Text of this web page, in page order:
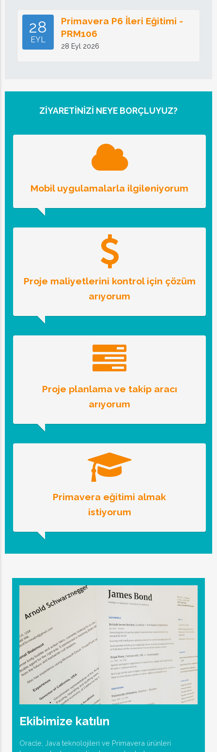
28
EYL
Primavera P6 İleri Eğitimi -
PRM106
28 Eyl 2026
ZIYARETINIZI NEYE BORÇLUYUZ?
Mobil uygulamalarla ilgileniyorum
Proje maliyetlerini kontrol için çözüm
arıyorum
Proje planlama ve takip aracı
arıyorum
Primavera eğitimi almak
istiyorum
Ekibimize katılın
Oracle, Java teknolojileri ve Primavera ürünleri